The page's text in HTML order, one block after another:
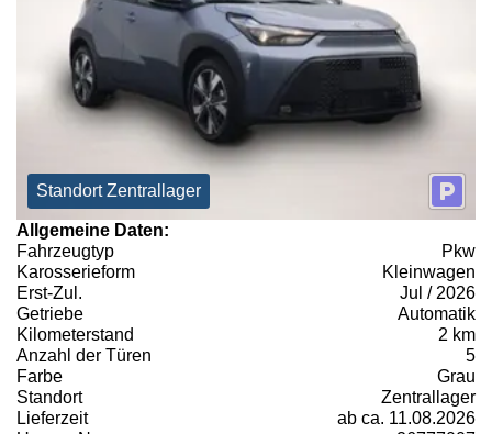
Standort Zentrallager
Allgemeine Daten:
Fahrzeugtyp
Pkw
Karosserieform
Kleinwagen
Erst-Zul.
Jul / 2026
Getriebe
Automatik
Kilometerstand
2 km
Anzahl der Türen
5
Farbe
Grau
Standort
Zentrallager
Lieferzeit
ab ca. 11.08.2026